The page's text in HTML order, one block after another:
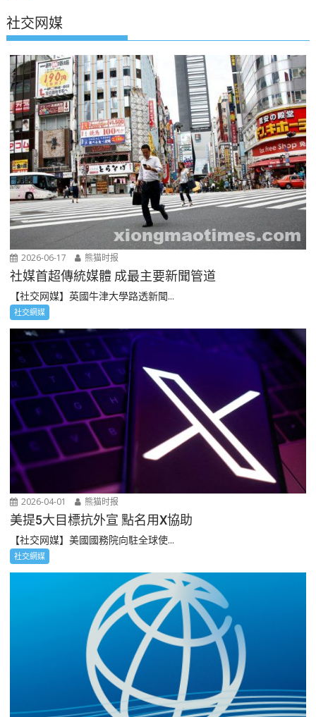
社交网媒
2026-06-17 熊猫时报
社媒首超傳統媒體 成最主要新聞管道
【社交网媒】英國牛津大學路透新聞...
社交網媒
2026-04-01 熊猫时报
美提5大目標抗外宣 點名用X協助
【社交网媒】美國國務院向駐全球使...
社交網媒